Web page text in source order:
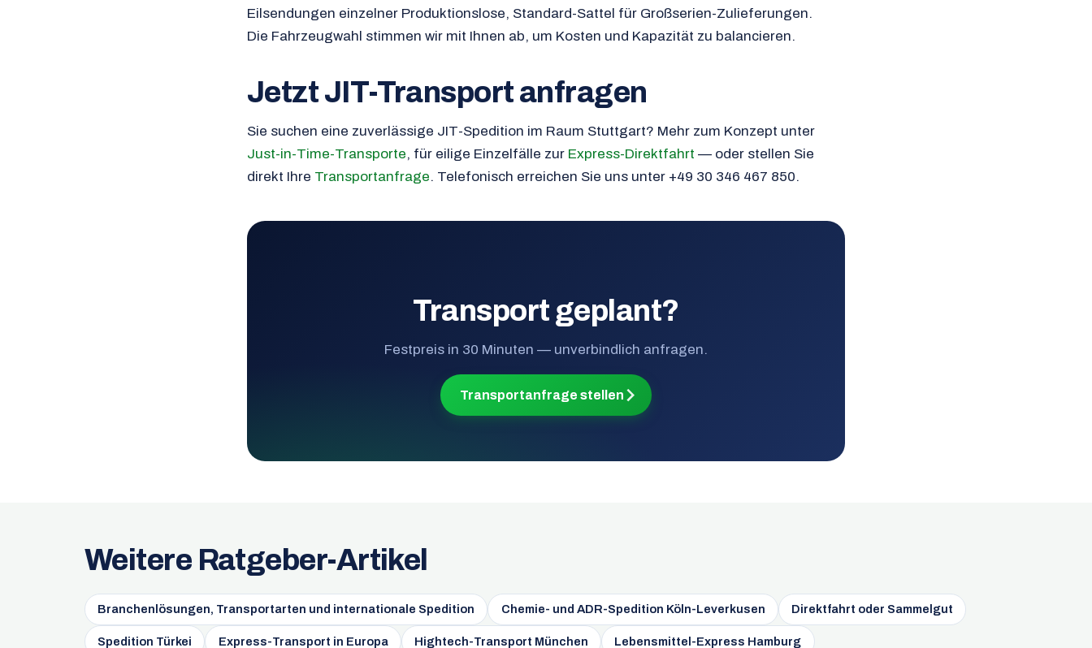
Eilsendungen einzelner Produktionslose, Standard-Sattel für Großserien-Zulieferungen.
Die Fahrzeugwahl stimmen wir mit Ihnen ab, um Kosten und Kapazität zu balancieren.
Jetzt JIT-Transport anfragen
Sie suchen eine zuverlässige JIT-Spedition im Raum Stuttgart? Mehr zum Konzept unter
Just-in-Time-Transporte, für eilige Einzelfälle zur Express-Direktfahrt — oder stellen Sie
direkt Ihre Transportanfrage. Telefonisch erreichen Sie uns unter +49 30 346 467 850.
Transport geplant?
Festpreis in 30 Minuten — unverbindlich anfragen.
Transportanfrage stellen
Weitere Ratgeber-Artikel
Branchenlösungen, Transportarten und internationale Spedition Chemie- und ADR-Spedition Köln-Leverkusen Direktfahrt oder Sammelgut
Spedition Türkei Express-Transport in Europa Hightech-Transport München Lebensmittel-Express Hamburg